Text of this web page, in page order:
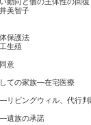
美智子
護法
生殖
意
の家族―在宅医療
ングウィル、代行判
族の承諾